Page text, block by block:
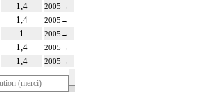
1,4 2005 →
1,4 2005 →
1 2005 →
1,4 2005 →
1,4 2005 →